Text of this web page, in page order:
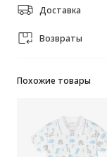
Доставка
Возвраты
Похожие товары